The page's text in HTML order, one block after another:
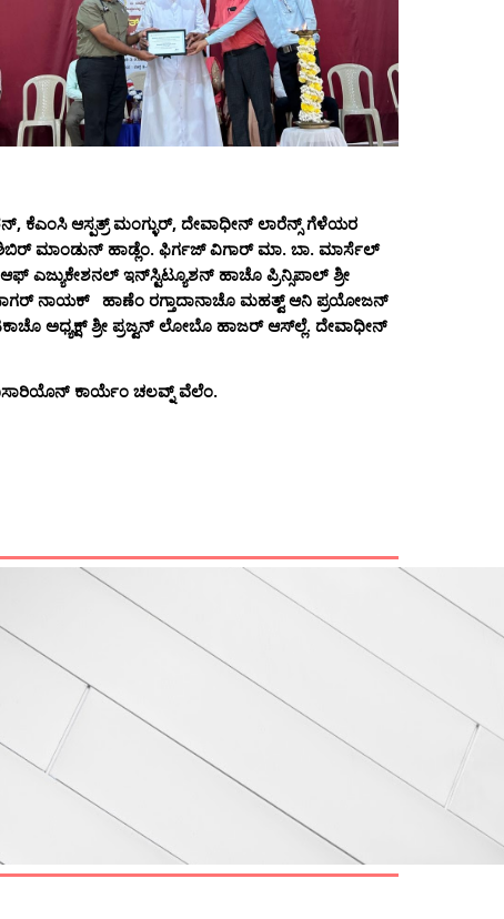
ಕೆಎಂಸಿ ಆಸ್ಪತ್ರ್‌ ಮಂಗ್ಳುರ್‌, ದೇವಾಧೀನ್‌ ಲಾರೆನ್ಸ್‌ ಗೆಳೆಯರ
ಮಾಂಡುನ್‌ ಹಾಡ್ಲೆಂ. ಫಿರ್ಗಜ್ ವಿಗಾರ್ ಮಾ. ಬಾ. ಮಾರ್ಸೆಲ್
ಎಜ್ಯುಕೇಶನಲ್‌ ಇನ್‌ಸ್ಟಿಟ್ಯೂಶನ್‌ ಹಾಚೊ ಪ್ರಿನ್ಸಿಪಾಲ್‌ ಶ್ರೀ
ಸಾಗರ್‌ ನಾಯಕ್‌ ಹಾಣೆಂ ರಗ್ತಾದಾನಾಚೊ ಮಹತ್ವ್‌ ಆನಿ ಪ್ರಯೋಜನ್‌
ಅಧ್ಯಕ್ಷ್ ಶ್ರೀ ಪ್ರಜ್ವನ್‌ ಲೋಬೊ ಹಾಜರ್‌ ಆಸ್‌ಲ್ಲೆ. ದೇವಾಧೀನ್‌
ಕಾರ್ಯೆಂ ಚಲವ್ನ್‌ ವೆಲೆಂ.